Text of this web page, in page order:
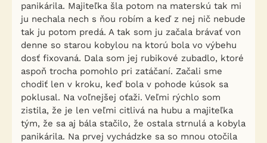
panikárila. Majiteľka šla potom na materskú tak mi
ju nechala nech s ňou robím a keď z nej nič nebude
tak ju potom predá. A tak som ju začala brávať von
denne so starou kobylou na ktorú bola vo výbehu
dosť fixovaná. Dala som jej rubikové zubadlo, ktoré
aspoň trocha pomohlo pri zatáčaní. Začali sme
chodiť len v kroku, keď bola v pohode kúsok sa
poklusal. Na voľnejšej oťaži. Veľmi rýchlo som
zistila, že je len veľmi citlivá na hubu a majiteľka
tým, že sa aj bála stačilo, že ostala strnulá a kobyla
panikárila. Na prvej vychádzke sa so mnou otočila